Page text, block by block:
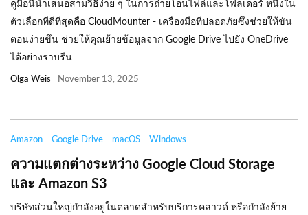
คูมือนีนำเสนอสามวิธีง่าย ๆ ในการถ่ายโอนไฟล์และโฟลเดอร์ หนึงใน
ตัวเลือกทีดีทีสุดคือ CloudMounter - เครืองมือทีปลอดภัยซึงช่วยให้ขัน
ตอนง่ายขึน ช่วยให้คุณย้ายข้อมูลจาก Google Drive ไปยัง OneDrive
ได้อย่างราบรืน
Olga Weis November 13, 2025
Amazon Google Drive macOS Windows
ความแตกต่างระหว่าง Google Cloud Storage
และ Amazon S3
บริษัทส่วนใหญ่กำลังอยูในตลาดสำหรับบริการคลาวด์ หรือกำลังย้าย